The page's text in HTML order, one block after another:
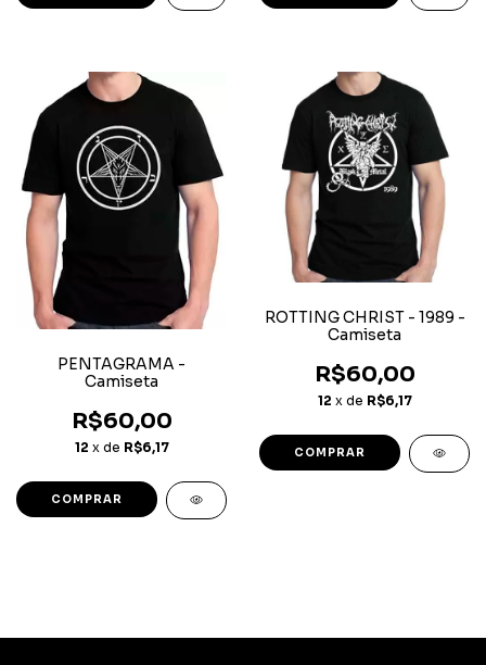
PENTAGRAMA -
Camiseta
R$60,00
12 x de R$6,17
COMPRAR
ROTTING CHRIST - 1989 -
Camiseta
R$60,00
12 x de R$6,17
COMPRAR